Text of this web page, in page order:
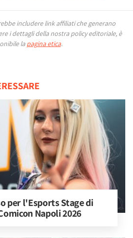
includere link affiliati che generano
i dettagli della nostra policy editoriale, è
la pagina etica.
per l'Esports Stage di
Napoli 2026